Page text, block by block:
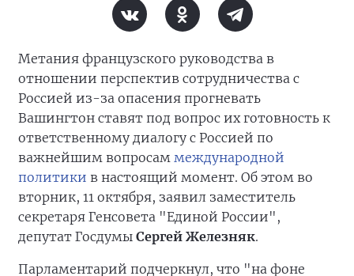
Метания французского руководства в
отношении перспектив сотрудничества с
Россией из-за опасения прогневать
Вашингтон ставят под вопрос их готовность к
ответственному диалогу с Россией по
важнейшим вопросам международной
политики в настоящий момент. Об этом во
вторник, 11 октября, заявил заместитель
секретаря Генсовета "Единой России",
депутат Госдумы Сергей Железняк.
Парламентарий подчеркнул, что "на фоне